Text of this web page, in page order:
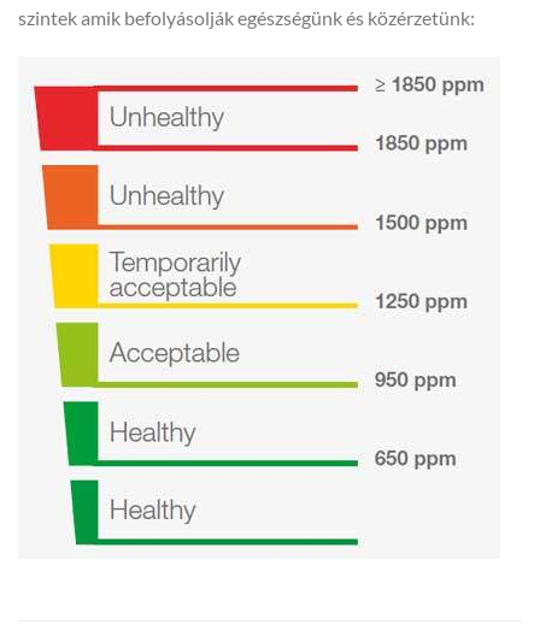
szintek amik befolyásolják egészségünk és közérzetünk: